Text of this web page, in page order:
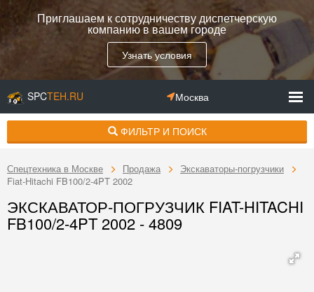
Приглашаем к сотрудничеству диспетчерскую
компанию в вашем городе
Узнать условия
SPCTEH.RU Москва
ФИЛЬТР И ПОИСК
Спецтехника в Москве Продажа
Экскаваторы-погрузчики
Fiat-Hitachi FB100/2-4PT 2002
ЭКСКАВАТОР-ПОГРУЗЧИК FIAT-HITACHI
FB100/2-4PT 2002 - 4809